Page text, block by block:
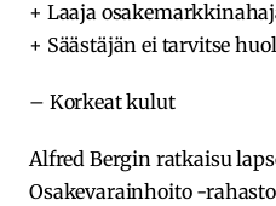
+ Laaja
+ Säästäjän ei tarvitse
– Korkeat kulut
Alfred Bergin ratkaisu
Osakevarainhoito -